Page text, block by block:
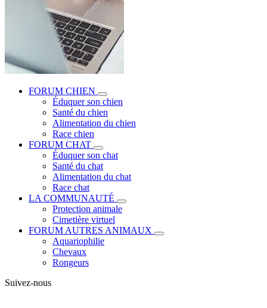
FORUM CHIEN
Éduquer son chien
Santé du chien
Alimentation du chien
Race chien
FORUM CHAT
Éduquer son chat
Santé du chat
Alimentation du chat
Race chat
LA COMMUNAUTÉ
Protection animale
Cimetière virtuel
FORUM AUTRES ANIMAUX
Aquariophilie
Chevaux
Rongeurs
Suivez-nous